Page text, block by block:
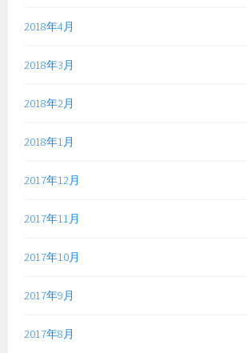
2018年4月
2018年3月
2018年2月
2018年1月
2017年12月
2017年11月
2017年10月
2017年9月
2017年8月